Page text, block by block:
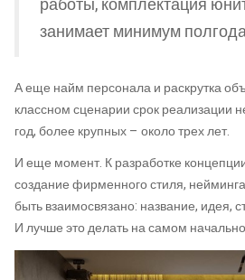
работы, комплектация
занимает минимум
А еще найм персонала и раскрутка
классном сценарии срок реализации
год, более крупных – около трех лет.
И еще момент. К разработке
создание фирменного стиля,
быть взаимосвязано: название, идея,
И лучше это делать на самом